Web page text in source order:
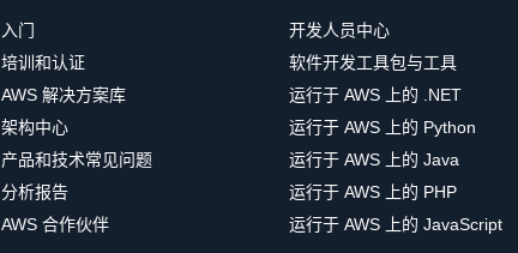
入门
培训和认证
AWS 解决方案库
架构中心
产品和技术常见问题
分析报告
AWS 合作伙伴
开发人员中心
软件开发工具包与工具
运行于 AWS 上的 .NET
运行于 AWS 上的 Python
运行于 AWS 上的 Java
运行于 AWS 上的 PHP
运行于 AWS 上的 JavaScript